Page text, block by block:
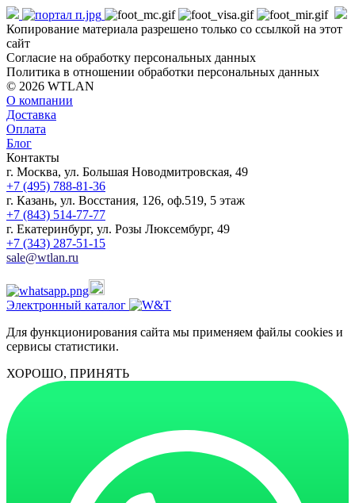
Копирование материала разрешено только со ссылкой на этот
сайт
Согласие на обработку персональных данных
Политика в отношении обработки персональных данных
© 2026 WTLAN
О компании
Доставка
Оплата
Блог
Контакты
г. Москва, ул. Большая Новодмитровская, 49
+7 (495) 788-81-36
г. Казань, ул. Восстания, 126, оф.519, 5 этаж
+7 (843) 514-77-77
г. Екатеринбург, ул. Розы Люксембург, 49
+7 (343) 287-51-15
sale@wtlan.ru
Электронный каталог
Для функционирования сайта мы применяем файлы cookies и
сервисы статистики.
ХОРОШО, ПРИНЯТЬ